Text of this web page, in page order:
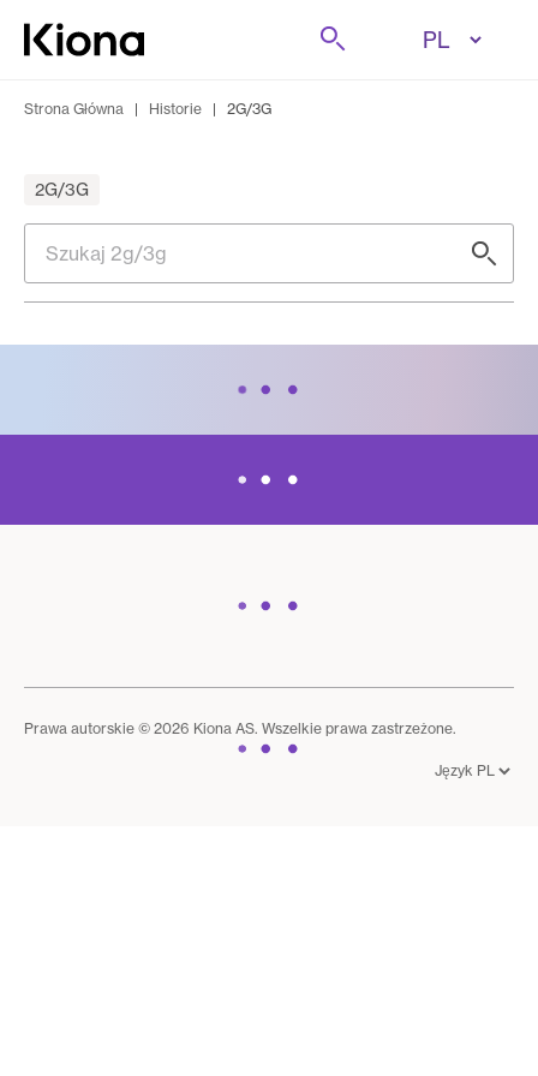
Przejdź do treści
Przejdź do strony głównej
Szukaj
Strona Główna | Historie | 2G/3G
2G/3G
Szukaj 2g/3g
Prawa autorskie © 2026 Kiona AS. Wszelkie prawa zastrzeżone.